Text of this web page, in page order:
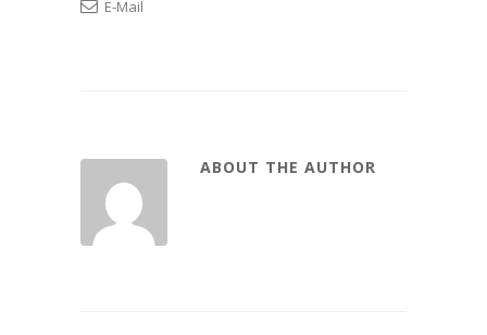
E-Mail
ABOUT THE AUTHOR